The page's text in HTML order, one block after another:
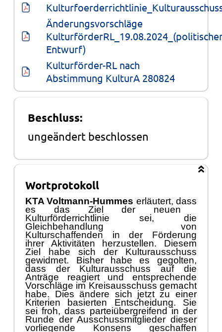
Änderungsvorschläge
Entwurf)
Kulturförder-RL nach
Abstimmung KulturA 280824
Beschluss:
ungeändert beschlossen
Wortprotokoll
KTA Voltmann-Hummes erläutert, dass
es das Ziel der neuen
Kulturförderrichtlinie sei, die
Gleichbehandlung von
Kulturschaffenden inder Förderung
ihrer Aktivitäten herzustellen. Diesem
Ziel habe sich der Kulturausschuss
gewidmet. Bisher habe es gegolten,
dass der Kulturausschuss auf die
Anträge reagiert und entsprechende
Vorschläge im Kreisausschuss gemacht
habe. Dies ändere sich jetzt zu einer
Kriterien basierten
Entscheidung. Sie
sei froh, dass parteiübergreifend in der
Runde der Ausschussmitglieder dieser
vorliegende Konsens geschaffen